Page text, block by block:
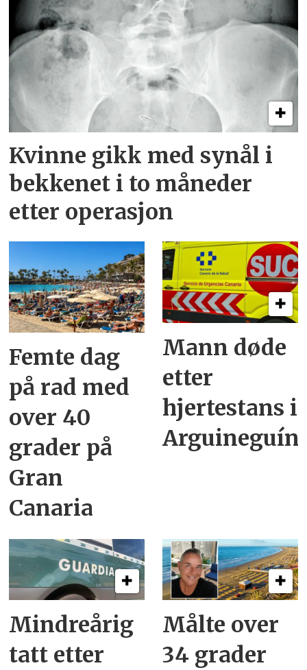
Kvinne gikk med synål i
bekkenet i to måneder
etter operasjon
Femte dag
på rad med
over 40
grader på
Gran
Canaria
Mann døde
etter
hjertestans i
Arguineguín
Mindreårig
tatt etter
Målte over
34 grader